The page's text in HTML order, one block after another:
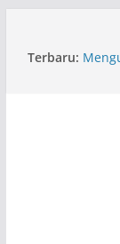
Terbaru:
Kota